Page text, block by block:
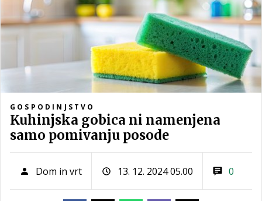
GOSPODINJSTVO
Kuhinjska gobica ni namenjena
samo pomivanju posode
Dom in vrt 13. 12. 2024 05.00 0